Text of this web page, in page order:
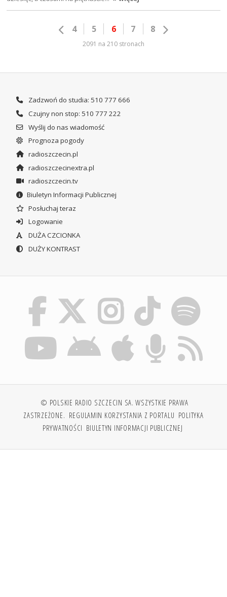
4 5 6 7 8
2091 na 210 stronach
Zadzwoń do studia: 510 777 666
Czujny non stop: 510 777 222
Wyślij do nas wiadomość
Prognoza pogody
radioszczecin.pl
radioszczecinextra.pl
radioszczecin.tv
Biuletyn Informacji Publicznej
Posłuchaj teraz
Logowanie
DUŻA CZCIONKA
DUŻY KONTRAST
© POLSKIE RADIO SZCZECIN SA. WSZYSTKIE PRAWA
ZASTRZEŻONE. REGULAMIN KORZYSTANIA Z PORTALU POLITYKA
PRYWATNOŚCI BIULETYN INFORMACJI PUBLICZNEJ